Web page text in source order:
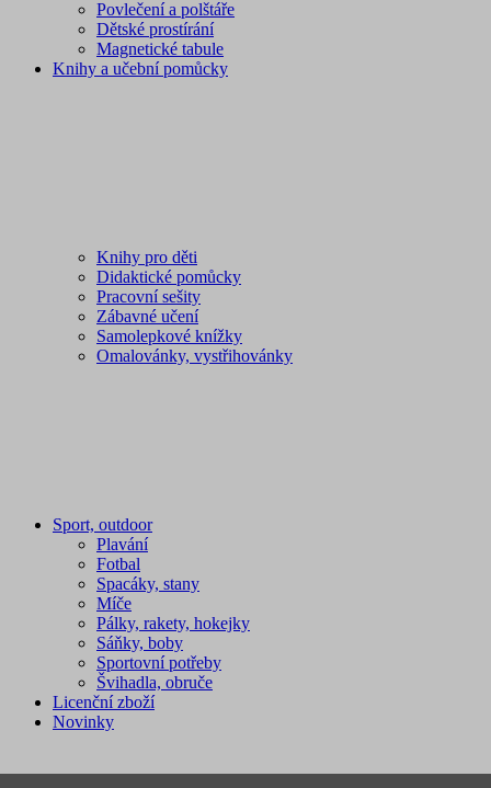
Povlečení a polštáře
Dětské prostírání
Magnetické tabule
Knihy a učební pomůcky
Knihy pro děti
Didaktické pomůcky
Pracovní sešity
Zábavné učení
Samolepkové knížky
Omalovánky, vystřihovánky
Sport, outdoor
Plavání
Fotbal
Spacáky, stany
Míče
Pálky, rakety, hokejky
Sáňky, boby
Sportovní potřeby
Švihadla, obruče
Licenční zboží
Novinky